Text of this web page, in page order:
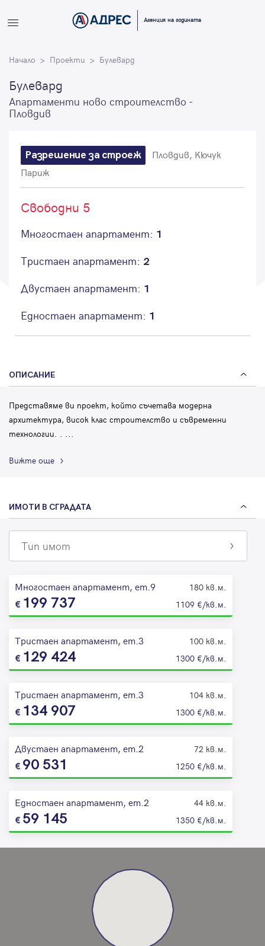
Агенция на годината
Начало Проекти Булевард
Булевард
Апартаменти ново строителство -
Пловдив
Разрешение за строеж
Пловдив, Кючук
Париж
Свободни 5
Многостаен апартамент: 1
Тристаен апартамент: 2
Двустаен апартамент: 1
Едностаен апартамент: 1
ОПИСАНИЕ
Представяме ви проект, който съчетава модерна
архитектура, висок клас строителство и съвременни
технологии. . ...
Вижте още
ИМОТИ В СГРАДАТА
Тип имот
Многостаен апартамент, ет.9 180 кв.м.
199 737 1109 €/кв.м.
Тристаен апартамент, ет.3 100 кв.м.
129 424 1300 €/кв.м.
Тристаен апартамент, ет.3 104 кв.м.
134 907 1300 €/кв.м.
Двустаен апартамент, ет.2 72 кв.м.
90 531 1250 €/кв.м.
Едностаен апартамент, ет.2 44 кв.м.
59 145 1350 €/кв.м.
Вход
получите по-подробна информация.
Продължи с Facebook
или влезте с имейл
Имейл
Парола
Регистрация